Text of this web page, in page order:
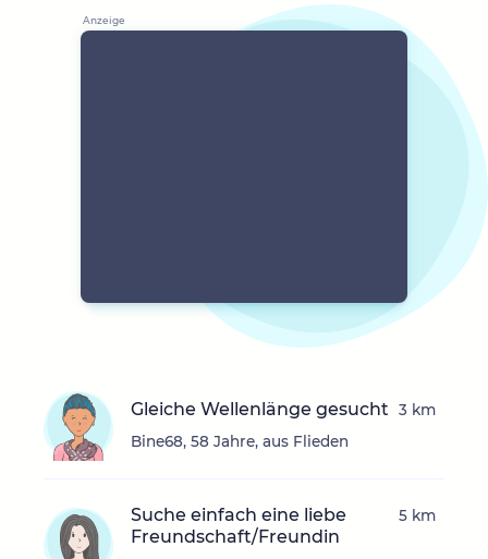
Gleiche Wellenlänge gesucht
Bine68, 58 Jahre, aus Flieden
3 km
Suche einfach eine liebe
Freundschaft/Freundin
5 km